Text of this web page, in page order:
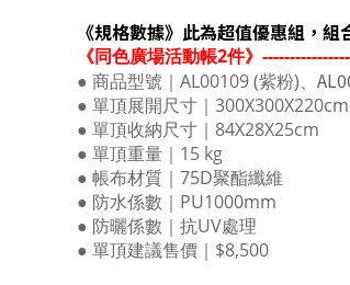
《規格數據》 此為超值優惠組，組
《同色廣場活動帳2件》
● 商品型號｜AL00109 (紫粉)、
● 單頂展開尺寸｜300X300X220cm
● 單頂收納尺寸｜84X28X25cm
● 單頂重量｜15 kg
● 帳布材質｜75D聚酯纖維
● 防水係數｜PU1000mm
● 防曬係數｜抗UV處理
● 單頂建議售價｜$8,500